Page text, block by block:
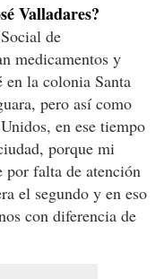
Valladares?
de
medicamentos y
la colonia Santa
pero así como
en ese tiempo
porque mi
falta de atención
el segundo y en eso
con diferencia de